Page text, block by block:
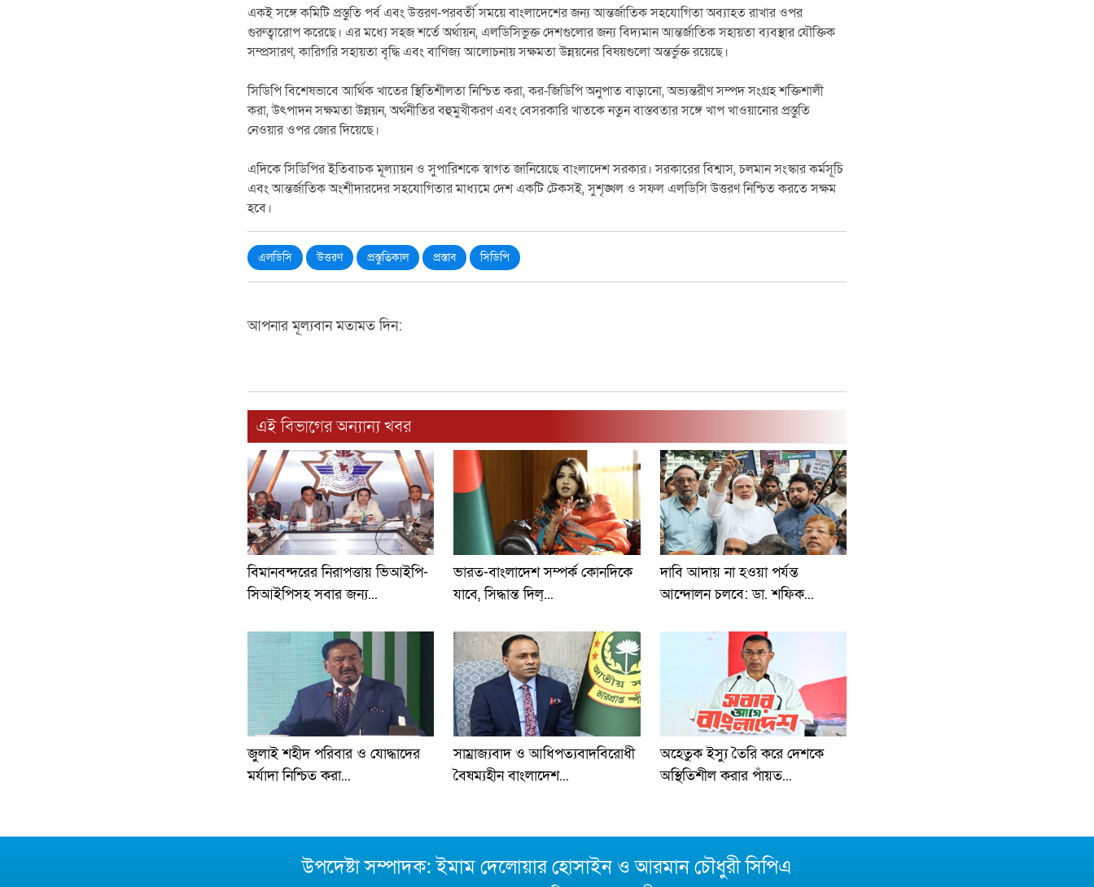
একই সঙ্গে কমিটি প্রস্তুতি পর্ব এবং উত্তরণ-পরবর্তী সময়ে বাংলাদেশের জন্য আন্তর্জাতিক সহযোগিতা অব্যাহত রাখার ওপর
গুরুত্বারোপ করেছে। এর মধ্যে সহজ শর্তে অর্থায়ন, এলডিসিভুক্ত দেশগুলোর জন্য বিদ্যমান আন্তর্জাতিক সহায়তা ব্যবস্থার যৌক্তিক
সম্প্রসারণ, কারিগরি সহায়তা বৃদ্ধি এবং বাণিজ্য আলোচনায় সক্ষমতা উন্নয়নের বিষয়গুলো অন্তর্ভুক্ত রয়েছে।
সিডিপি বিশেষভাবে আর্থিক খাতের স্থিতিশীলতা নিশ্চিত করা, কর-জিডিপি অনুপাত বাড়ানো, অভ্যন্তরীণ সম্পদ সংগ্রহ শক্তিশালী
করা, উৎপাদন সক্ষমতা উন্নয়ন, অর্থনীতির বহুমুখীকরণ এবং বেসরকারি খাতকে নতুন বাস্তবতার সঙ্গে খাপ খাওয়ানোর প্রস্তুতি
নেওয়ার ওপর জোর দিয়েছে।
এদিকে সিডিপির ইতিবাচক মূল্যায়ন ও সুপারিশকে স্বাগত জানিয়েছে বাংলাদেশ সরকার। সরকারের বিশ্বাস, চলমান সংস্কার কর্মসূচি
এবং আন্তর্জাতিক অংশীদারদের সহযোগিতার মাধ্যমে দেশ একটি টেকসই, সুশৃঙ্খল ও সফল এলডিসি উত্তরণ নিশ্চিত করতে সক্ষম
হবে।
এলডিসি উত্তরণ প্রস্তুতিকাল প্রস্তাব সিডিপি
আপনার মূল্যবান মতামত দিন:
এই বিভাগের অন্যান্য খবর
বিমানবন্দরের নিরাপত্তায় ভিআইপি-
সিআইপিসহ সবার জন্য...
ভারত-বাংলাদেশ সম্পর্ক কোনদিকে
যাবে, সিদ্ধান্ত দিল্...
দাবি আদায় না হওয়া পর্যন্ত
আন্দোলন চলবে: ডা. শফিক...
জুলাই শহীদ পরিবার ও যোদ্ধাদের
মর্যাদা নিশ্চিত করা...
সাম্রাজ্যবাদ ও আধিপত্যবাদবিরোধী
বৈষম্যহীন বাংলাদেশ...
অহেতুক ইস্যু তৈরি করে দেশকে
অস্থিতিশীল করার পাঁয়ত...
উপদেষ্টা সম্পাদক: ইমাম দেলোয়ার হোসাইন ও আরমান চৌধুরী সিপিএ